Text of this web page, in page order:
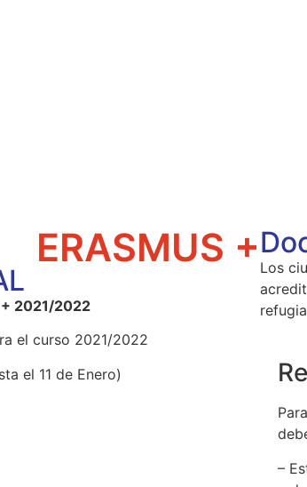
ERASMUS +
2021/2022
el curso 2021/2022
el 11 de Enero)
Los
–